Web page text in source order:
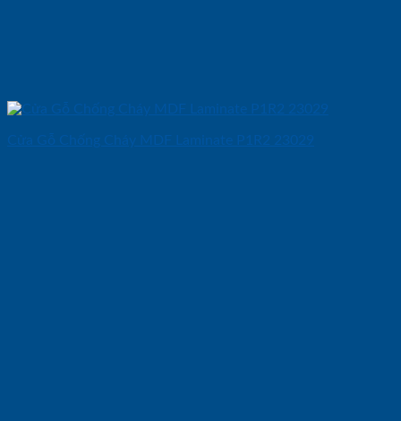
Cửa Gỗ Chống Cháy MDF Laminate P1R2 23029